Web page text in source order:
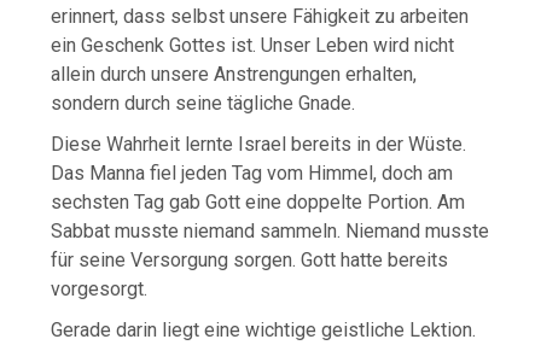
erinnert, dass selbst unsere Fähigkeit zu arbeiten
ein Geschenk Gottes ist. Unser Leben wird nicht
allein durch unsere Anstrengungen erhalten,
sondern durch seine tägliche Gnade.
Diese Wahrheit lernte Israel bereits in der Wüste.
Das Manna fiel jeden Tag vom Himmel, doch am
sechsten Tag gab Gott eine doppelte Portion. Am
Sabbat musste niemand sammeln. Niemand musste
für seine Versorgung sorgen. Gott hatte bereits
vorgesorgt.
Gerade darin liegt eine wichtige geistliche Lektion.